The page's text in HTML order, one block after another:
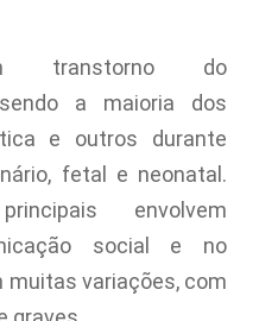
do
sendo a maioria dos
e outros durante
fetal e neonatal.
envolvem
social e no
variações, com